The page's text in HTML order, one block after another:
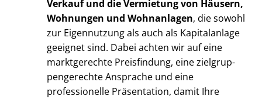
Verkauf und die Vermietung von Häusern,
Wohnungen und Wohnanlagen, die sowohl
zur Eigennutzung als auch als Kapitalanlage
geeignet sind. Dabei achten wir auf eine
marktgerechte Preisfindung, eine ziel­grup­
pen­ge­rech­te Ansprache und eine
professionelle Präsentation, damit Ihre